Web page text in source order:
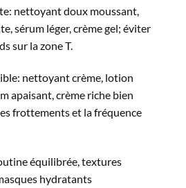
nettoyant doux moussant,
sérum léger, crème gel; éviter
sur la zone T.​
nettoyant crème, lotion
apaisant, crème riche bien
frottements et la fréquence
équilibrée, textures
hydratants